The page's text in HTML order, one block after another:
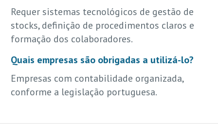
Requer sistemas tecnológicos de gestão de
stocks, definição de procedimentos claros e
formação dos colaboradores.
Quais empresas são obrigadas a utilizá-lo?
Empresas com contabilidade organizada,
conforme a legislação portuguesa.